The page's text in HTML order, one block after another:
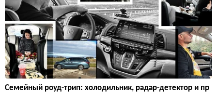
Семейный роуд-трип: холодильник, радар-детектор и пр